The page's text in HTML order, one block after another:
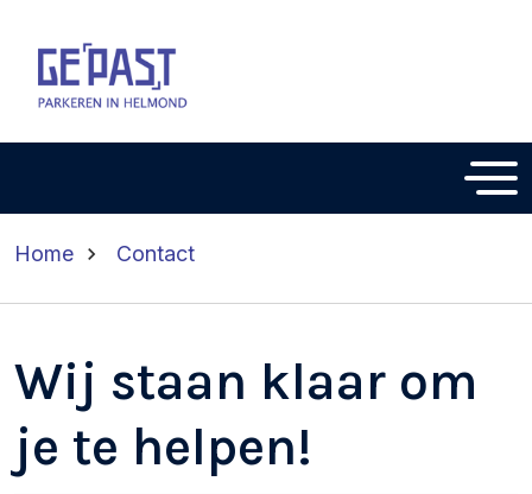
Home Contact
Wij staan klaar om
je te helpen!